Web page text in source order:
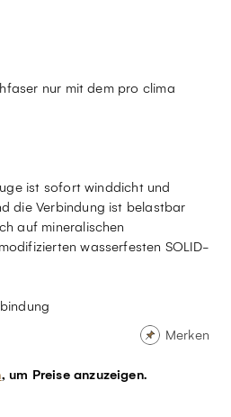
nur mit dem pro clima
ist sofort winddicht und
die Verbindung ist belastbar
auf mineralischen
wasserfesten SOLID-
Merken
, um Preise anzuzeigen.